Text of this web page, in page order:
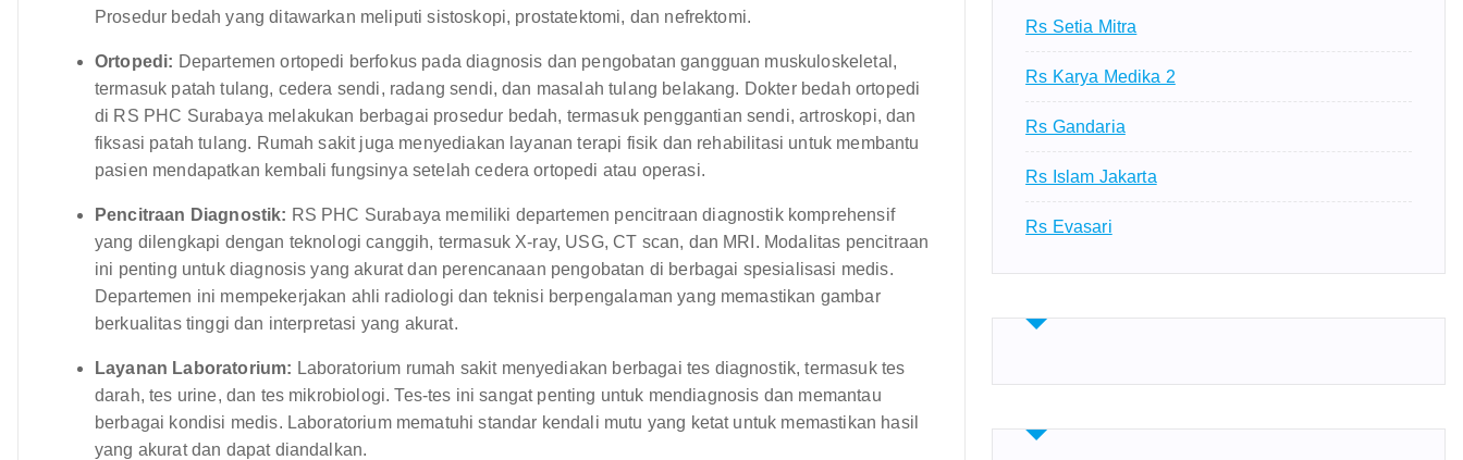
Prosedur bedah yang ditawarkan meliputi sistoskopi, prostatektomi, dan nefrektomi.
Ortopedi: Departemen ortopedi berfokus pada diagnosis dan pengobatan gangguan muskuloskeletal,
termasuk patah tulang, cedera sendi, radang sendi, dan masalah tulang belakang. Dokter bedah ortopedi
di RS PHC Surabaya melakukan berbagai prosedur bedah, termasuk penggantian sendi, artroskopi, dan
fiksasi patah tulang. Rumah sakit juga menyediakan layanan terapi fisik dan rehabilitasi untuk membantu
pasien mendapatkan kembali fungsinya setelah cedera ortopedi atau operasi.
Pencitraan Diagnostik: RS PHC Surabaya memiliki departemen pencitraan diagnostik komprehensif
yang dilengkapi dengan teknologi canggih, termasuk X-ray, USG, CT scan, dan MRI. Modalitas pencitraan
ini penting untuk diagnosis yang akurat dan perencanaan pengobatan di berbagai spesialisasi medis.
Departemen ini mempekerjakan ahli radiologi dan teknisi berpengalaman yang memastikan gambar
berkualitas tinggi dan interpretasi yang akurat.
Layanan Laboratorium: Laboratorium rumah sakit menyediakan berbagai tes diagnostik, termasuk tes
darah, tes urine, dan tes mikrobiologi. Tes-tes ini sangat penting untuk mendiagnosis dan memantau
berbagai kondisi medis. Laboratorium mematuhi standar kendali mutu yang ketat untuk memastikan hasil
yang akurat dan dapat diandalkan.
Rs Setia Mitra
Rs Karya Medika 2
Rs Gandaria
Rs Islam Jakarta
Rs Evasari